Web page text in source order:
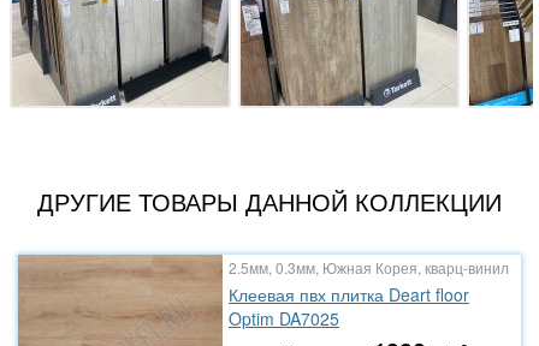
ДРУГИЕ ТОВАРЫ ДАННОЙ КОЛЛЕКЦИИ
2.5мм, 0.3мм, Южная Корея, кварц-винил
Клеевая пвх плитка Deart floor
Optim DA7025